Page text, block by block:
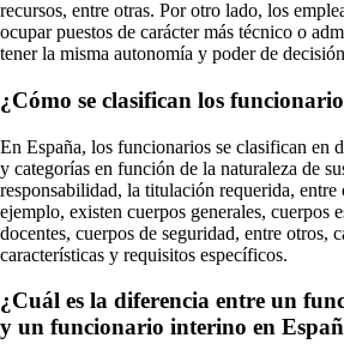
recursos, entre otras. Por otro lado, los
ocupar puestos de carácter más técnico o
tener la misma autonomía y poder de
¿Cómo se clasifican los
En España, los funcionarios se clasifican en
y categorías en función de la naturaleza de
responsabilidad, la titulación requerida, entre
ejemplo, existen cuerpos generales, cuerpos
docentes, cuerpos de seguridad, entre otros,
características y requisitos específicos.
¿Cuál es la diferencia entre un
y un funcionario interino en